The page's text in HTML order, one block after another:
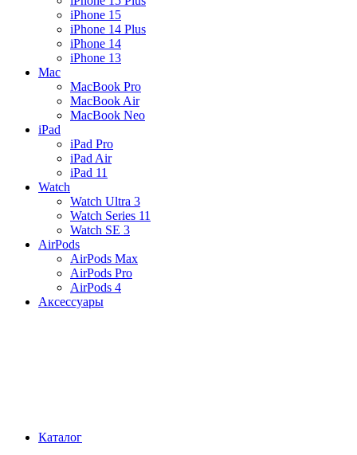
iPhone 15
iPhone 14 Plus
iPhone 14
iPhone 13
Mac
MacBook Pro
MacBook Air
MacBook Neo
iPad
iPad Pro
iPad Air
iPad 11
Watch
Watch Ultra 3
Watch Series 11
Watch SE 3
AirPods
AirPods Max
AirPods Pro
AirPods 4
Аксессуары
Каталог